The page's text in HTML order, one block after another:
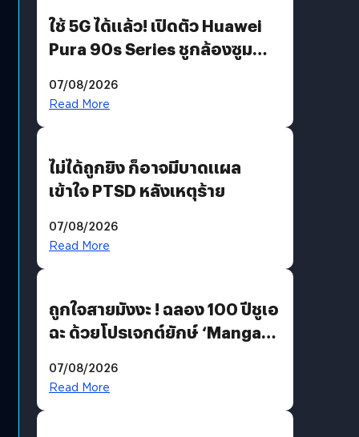
ใช้ 5G ได้แล้ว! เปิดตัว Huawei
Pura 90s Series ชูกล้องซูม
07/08/2026
Read More
ไม่ได้ถูกยิง ก็อาจมีบาดแผล
เข้าใจ PTSD หลังเหตุร้าย
07/08/2026
Read More
ถูกใจสายมังงะ ! ฉลอง 100 ปีชูเอ
ฉะ ด้วยโปรเจกต์ยักษ์ ‘Manga
มีภาษาไทยด้วย
07/08/2026
Read More